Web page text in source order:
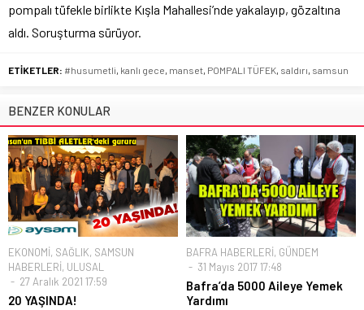
pompalı tüfekle birlikte Kışla Mahallesi’nde yakalayıp, gözaltına
aldı. Soruşturma sürüyor.
ETİKETLER: #husumetli kanlı gece manset POMPALI TÜFEK saldırı samsun
BENZER KONULAR
EKONOMİ, SAĞLIK, SAMSUN
HABERLERİ, ULUSAL
27 Aralık 2021 17:59
20 YAŞINDA!
BAFRA HABERLERİ, GÜNDEM
31 Mayıs 2017 17:48
Bafra’da 5000 Aileye Yemek
Yardımı